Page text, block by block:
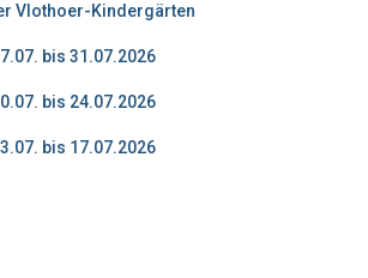
Vlothoer-Kindergärten
bis 31.07.2026
bis 24.07.2026
bis 17.07.2026